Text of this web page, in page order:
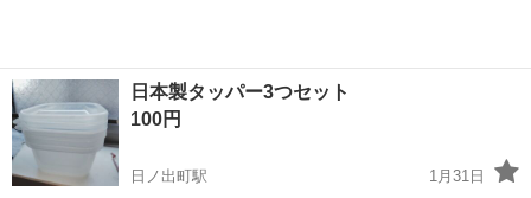
日本製タッパー3つセット
100円
日ノ出町駅
1月31日